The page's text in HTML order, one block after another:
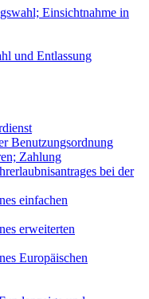
Einsichtnahme in
und Entlassung
Benutzungsordnung
Zahlung
bei der
einfachen
erweiterten
Europäischen